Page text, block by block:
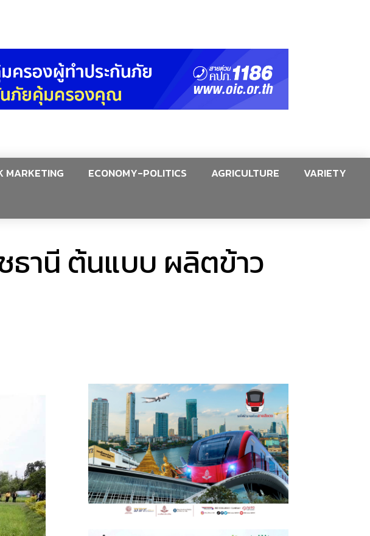
MARKETING ECONOMY-POLITICS AGRICULTURE
VARIETY
านี ต้นแบบ ผลิตข้าว